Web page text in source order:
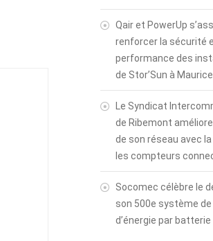
Qair et PowerUp
renforcer la sécurité
performance des
de Stor’Sun à Maurice
Le Syndicat
de Ribemont
de son réseau avec
les compteurs
Socomec célèbre le
son 500e système
d’énergie par batterie